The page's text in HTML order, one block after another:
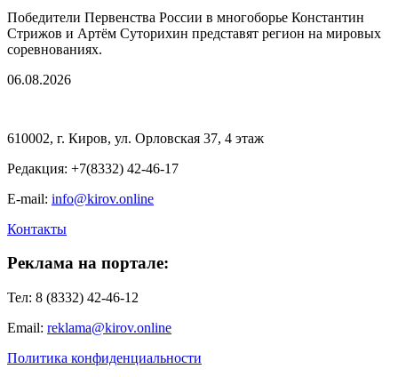
Победители Первенства России в многоборье Константин
Стрижов и Артём Суторихин представят регион на мировых
соревнованиях.
06.08.2026
610002, г. Киров, ул. Орловская 37, 4 этаж
Редакция: +7(8332) 42-46-17
E-mail: info@kirov.online
Контакты
Реклама на портале:
Тел: 8 (8332) 42-46-12
Email: reklama@kirov.online
Политика конфиденциальности